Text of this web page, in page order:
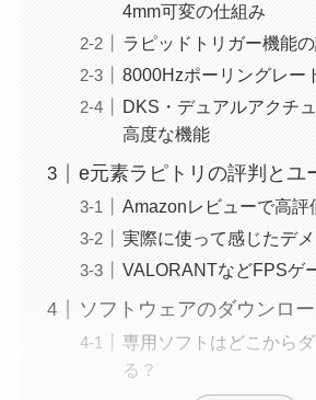
4mm可変の仕組み
ラピッドトリガー機能
8000Hzポーリングレー
DKS・デュアルアクチ
高度な機能
e元素ラピトリの評判とユ
Amazonレビューで高評
実際に使って感じたデ
VALORANTなどFPSゲ
ソフトウェアのダウンロ
専用ソフトはどこから
る？